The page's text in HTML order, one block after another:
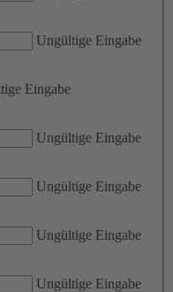
Ungültige Eingabe
Eingabe
Ungültige Eingabe
Ungültige Eingabe
Ungültige Eingabe
Ungültige Eingabe